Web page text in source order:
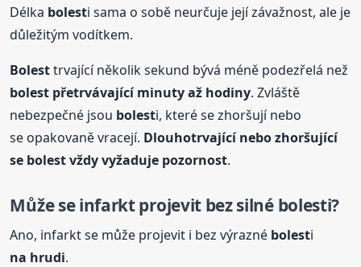
Délka bolesti sama o sobě neurčuje její závažnost, ale je
důležitým vodítkem.
Bolesttrvající několik sekund bývá méně podezřelá než
bolest přetrvávající minuty až hodiny. Zvláště
nebezpečné jsou bolesti, které se zhoršují nebo
se opakovaně vracejí. Dlouhotrvající nebo zhoršující
se bolestvždy vyžaduje pozornost.
Může se infarkt projevit bez silné bolesti?
Ano, infarkt se může projevit i bez výrazné bolesti
na hrudi.